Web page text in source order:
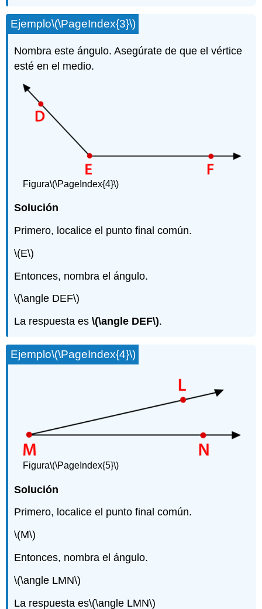
Ejemplo\(\PageIndex{3}\)
Nombra este ángulo. Asegúrate de que el vértice
esté en el medio.
Figura\(\PageIndex{4}\)
Solución
Primero, localice el punto final común.
\(E\)
Entonces, nombra el ángulo.
\(\angle DEF\)
La respuesta es\(\angle DEF\).
Ejemplo\(\PageIndex{4}\)
Figura\(\PageIndex{5}\)
Solución
Primero, localice el punto final común.
\(M\)
Entonces, nombra el ángulo.
\(\angle LMN\)
La respuesta es\(\angle LMN\)